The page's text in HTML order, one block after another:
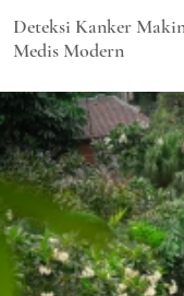
Deteksi Kanker
Medis Modern